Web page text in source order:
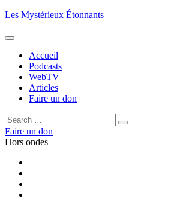
Aller
contenu
Les Mystérieux Étonnants
Accueil
Podcasts
WebTV
Articles
Faire un don
Rechercher :
Rechercher
Faire un don
Hors ondes